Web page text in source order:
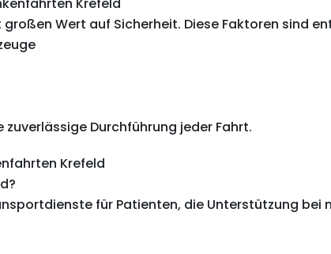
Wert auf Sicherheit. Diese Faktoren sind
Durchführung jeder Fahrt.
Krefeld
für Patienten, die Unterstützung bei